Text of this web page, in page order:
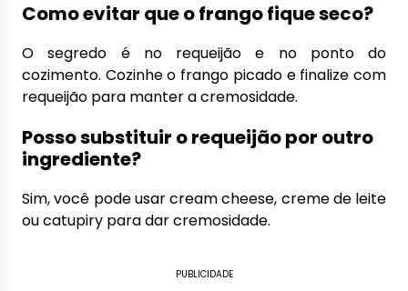
Como evitar que o frango fique seco?
O segredo é no requeijão e no ponto do
cozimento. Cozinhe o frango picado e finalize com
requeijão para manter a cremosidade.
Posso substituir o requeijão por outro
ingrediente?
Sim, você pode usar cream cheese, creme de leite
ou catupiry para dar cremosidade.
PUBLICIDADE